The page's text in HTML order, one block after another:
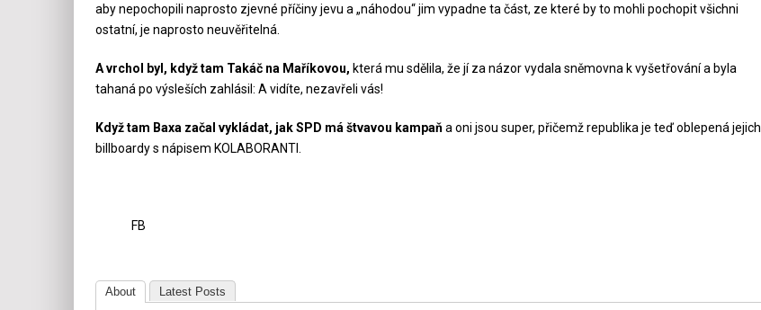
aby nepochopili naprosto zjevné příčiny jevu a „náhodou“ jim vypadne ta část, ze které by to mohli pochopit všichni
ostatní, je naprosto neuvěřitelná.
A vrchol byl, když tam Takáč na Maříkovou, která mu sdělila, že jí za názor vydala sněmovna k vyšetřování a byla
tahaná po výsleších zahlásil: A vidíte, nezavřeli vás!
Když tam Baxa začal vykládat, jak SPD má štvavou kampaňa oni jsou super, přičemž republika je teď oblepená jejich
billboardy s nápisem KOLABORANTI.
FB
About Latest Posts